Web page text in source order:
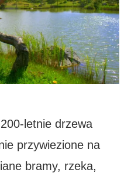
letnie drzewa
przywiezione na
bramy, rzeka,